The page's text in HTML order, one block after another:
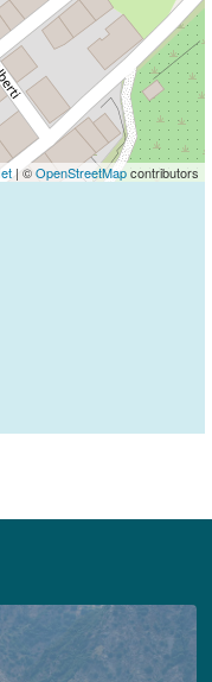
| ©OpenStreetMapcontributors